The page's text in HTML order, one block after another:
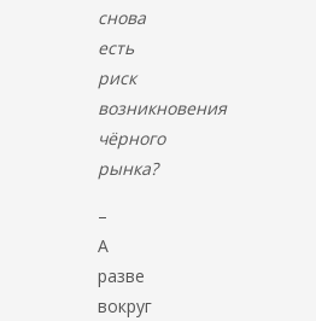
снова
есть
риск
возникновения
чёрного
рынка?
–
А
разве
вокруг